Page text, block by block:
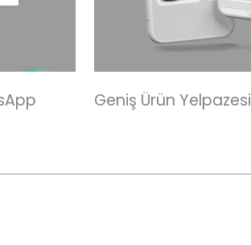
Geniş Ürün Yelpazesi